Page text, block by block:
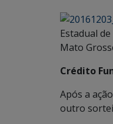
Estadual
Mato
Crédito
Após a
outro